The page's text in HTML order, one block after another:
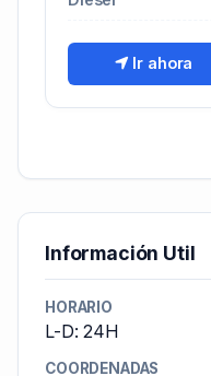
Ir ahora
Información Util
HORARIO
L-D: 24H
COORDENADAS